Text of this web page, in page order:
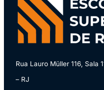
Rua Lauro Müller 116, Sala
– RJ